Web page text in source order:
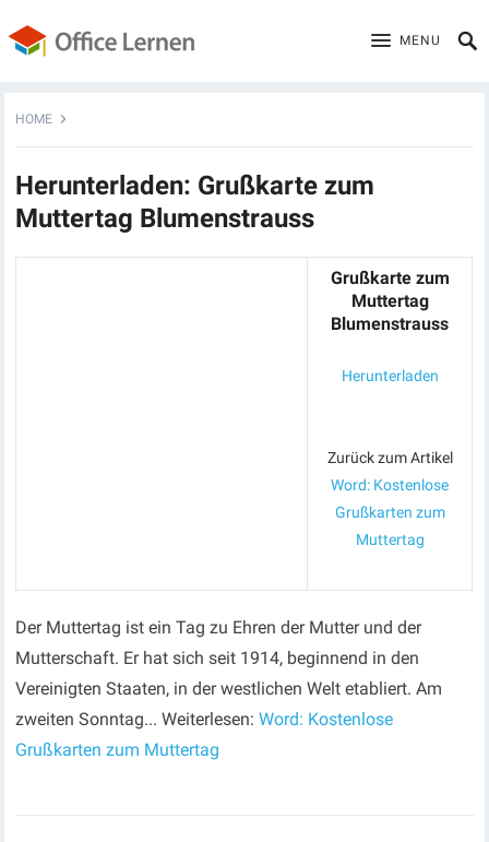
MENU
HOME
Herunterladen: Grußkarte zum
Muttertag Blumenstrauss
Grußkarte zum
Muttertag
Blumenstrauss
Herunterladen
Zurück zum Artikel
Word: Kostenlose
Grußkarten zum
Muttertag
Der Muttertag ist ein Tag zu Ehren der Mutter und der
Mutterschaft. Er hat sich seit 1914, beginnend in den
Vereinigten Staaten, in der westlichen Welt etabliert. Am
zweiten Sonntag... Weiterlesen:Word: Kostenlose
Grußkarten zum Muttertag